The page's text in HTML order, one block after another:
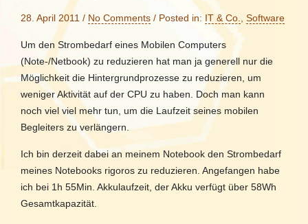
28. April 2011 / No Comments / Posted in:IT & Co. Software
Um den Strombedarf eines Mobilen Computers
(Note-/Netbook) zu reduzieren hat man ja generell nur die
Möglichkeit die Hintergrundprozesse zu reduzieren, um
weniger Aktivität auf der CPU zu haben. Doch man kann
noch viel viel mehr tun, um die Laufzeit seines mobilen
Begleiters zu verlängern.
Ich bin derzeit dabei an meinem Notebook den Strombedarf
meines Notebooks rigoros zu reduzieren. Angefangen habe
ich bei 1h 55Min. Akkulaufzeit, der Akku verfügt über 58Wh
Gesamtkapazität.